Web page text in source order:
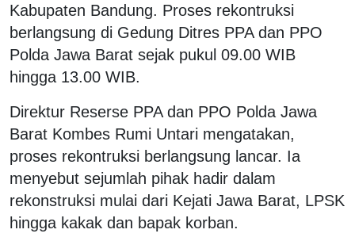
Kabupaten Bandung. Proses rekontruksi
berlangsung di Gedung Ditres PPA dan PPO
Polda Jawa Barat sejak pukul 09.00 WIB
hingga 13.00 WIB.
Direktur Reserse PPA dan PPO Polda Jawa
Barat Kombes Rumi Untari mengatakan,
proses rekontruksi berlangsung lancar. Ia
menyebut sejumlah pihak hadir dalam
rekonstruksi mulai dari Kejati Jawa Barat, LPSK
hingga kakak dan bapak korban.